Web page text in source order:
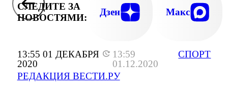
13:55 01 ДЕКАБРЯ
2020
13:59
01.12.2020
РЕДАКЦИЯ ВЕСТИ.РУ
СПОРТ
СЛЕДИТЕ ЗА
НОВОСТЯМИ:
Дзен Макс